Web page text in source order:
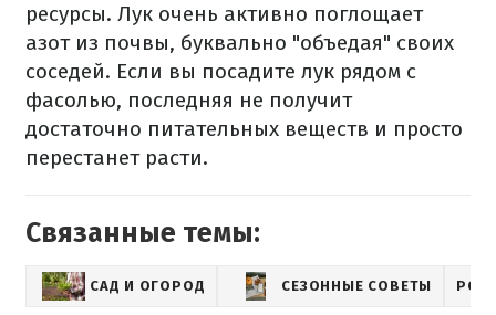
ресурсы. Лук очень активно поглощает
азот из почвы, буквально "объедая" своих
соседей. Если вы посадите лук рядом с
фасолью, последняя не получит
достаточно питательных веществ и просто
перестанет расти.
Связанные темы:
САД И ОГОРОД СЕЗОННЫЕ СОВЕТЫ